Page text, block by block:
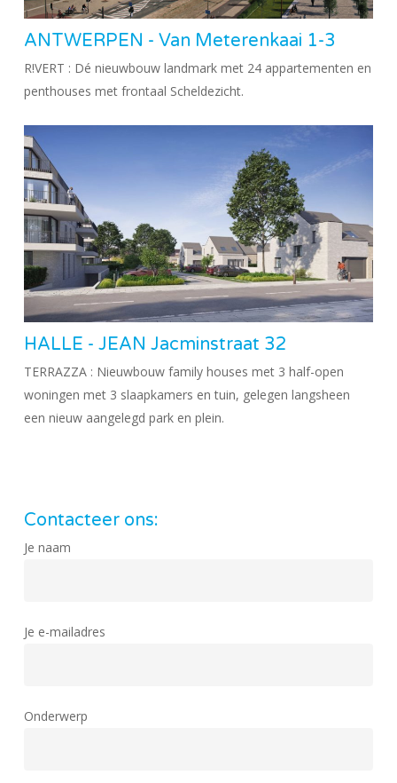
ANTWERPEN - Van Meterenkaai 1-3
R!VERT : Dé nieuwbouw landmark met 24 appartementen en
penthouses met frontaal Scheldezicht.
HALLE - JEAN Jacminstraat 32
TERRAZZA : Nieuwbouw family houses met 3 half-open
woningen met 3 slaapkamers en tuin, gelegen langsheen
een nieuw aangelegd park en plein.
Contacteer ons:
Je naam
Je e-mailadres
Onderwerp